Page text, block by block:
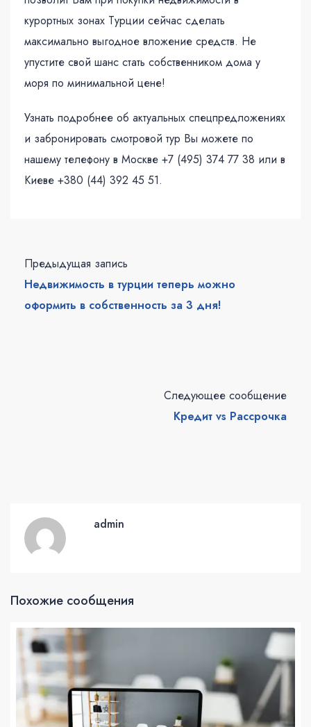
курортных зонах Турции сейчас сделать
максимально выгодное вложение средств. Не
упустите свой шанс стать собственником дома у
моря по минимальной цене!
Узнать подробнее об актуальных спецпредложениях
и забронировать смотровой тур Вы можете по
нашему телефону в Москве +7 (495) 374 77 38 или в
Киеве +380 (44) 392 45 51.
Предыдущая запись
Недвижимость в турции теперь можно
оформить в собственность за 3 дня!
Следующее сообщение
Кредит vs Рассрочка
admin
Похожие сообщения